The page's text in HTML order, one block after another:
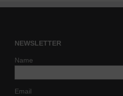
NEWSLETTER
Name
Email